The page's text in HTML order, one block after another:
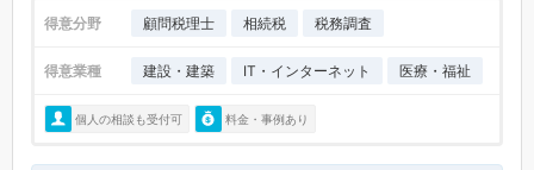
得意分野 顧問税理士 相続税 税務調査
得意業種 建設・建築 IT・インターネット 医療・福祉
個人の相談も受付可 料金・事例あり